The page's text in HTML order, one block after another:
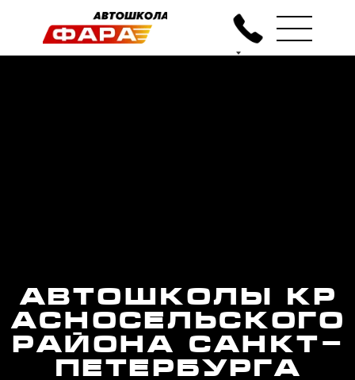
Автошколы Кр
асносельского
района Санкт-
Петербурга